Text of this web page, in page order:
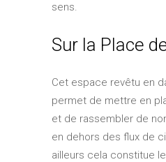
sens.
Sur la Place
Cet espace revêtu en
permet de mettre en
et de rassembler de
en dehors des flux de
ailleurs cela constitue